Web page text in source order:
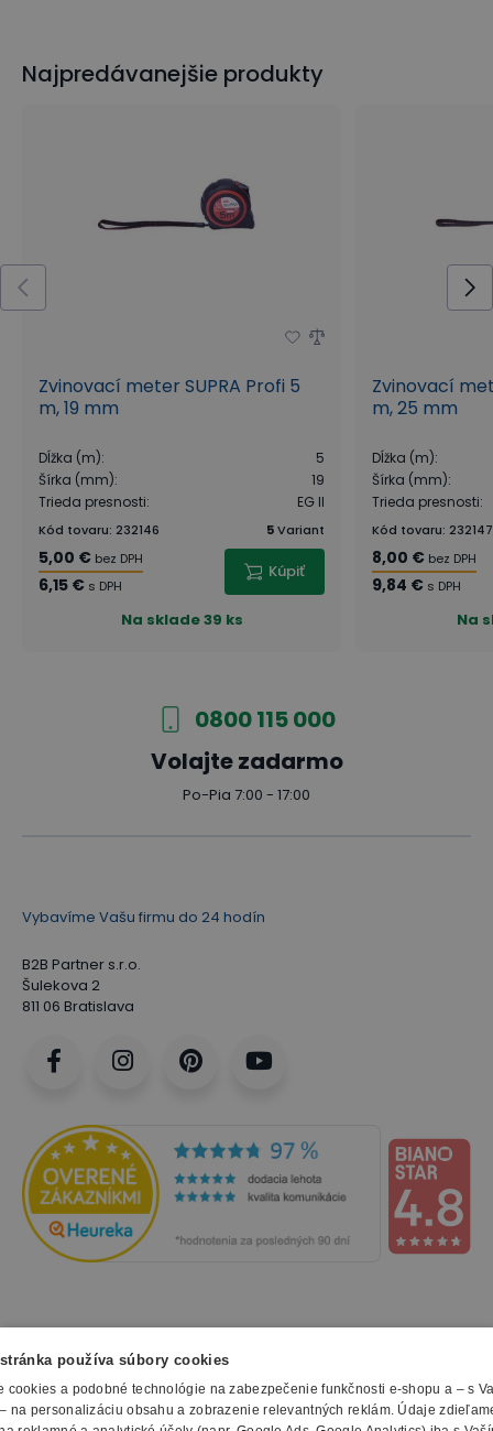
Najpredávanejšie produkty
Zvinovací meter SUPRA Profi 5
m, 19 mm
Dĺžka (m):
5
Šírka (mm):
19
Trieda presnosti: EG II
Kód tovaru: 232146 5Variant
5,00 € bez DPH
6,15 € s DPH
Kúpiť
Na sklade39 ks
Zvinovací
m, 25 mm
Dĺžka (m):
Šírka (mm):
Trieda presnosti:
Kód tovaru: 232147
8,00 € bez DPH
9,84 € s DPH
Na
0800 115 000
Volajte zadarmo
Po-Pia 7:00 - 17:00
Vybavíme Vašu firmu do 24 hodín
B2B Partner s.r.o.
Šulekova 2
811 06 Bratislava
NAKUPOVANIE
Všetko o nákupe
SLUŽBY
používa súbory cookies
cookies a podobné technológie na zabezpečenie funkčnosti e-shopu a – s
na personalizáciu obsahu a zobrazenie relevantných reklám. Údaje